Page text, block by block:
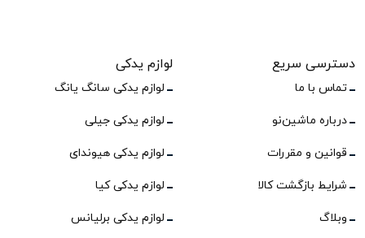
دسترسی سریع
تماس با ما
درباره ماشین‌نو
قوانین و مقررات
شرایط بازگشت کالا
وبلاگ
لوازم یدکی
لوازم یدکی سانگ یانگ
لوازم یدکی جیلی
لوازم یدکی هیوندای
لوازم یدکی کیا
لوازم یدکی برلیانس